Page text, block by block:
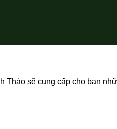
Thảo sẽ cung cấp cho bạn